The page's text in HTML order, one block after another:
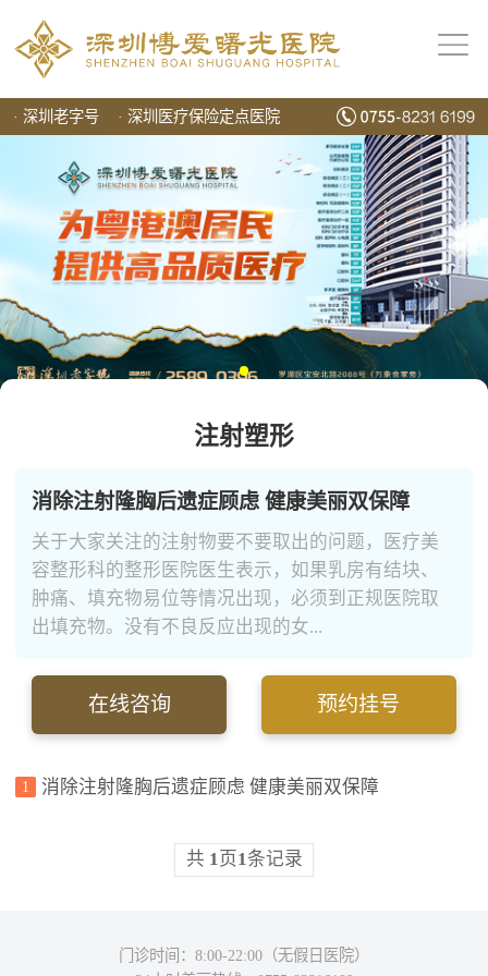
· 深圳老字号 · 深圳医疗保险定点医院
注射塑形
消除注射隆胸后遗症顾虑 健康美丽双保障
关于大家关注的注射物要不要取出的问题，医疗美
容整形科的整形医院医生表示，如果乳房有结块、
肿痛、填充物易位等情况出现，必须到正规医院取
出填充物。没有不良反应出现的女...
在线咨询 预约挂号
1 消除注射隆胸后遗症顾虑 健康美丽双保障
共 1页1条记录
门诊时间：8:00-22:00（无假日医院）